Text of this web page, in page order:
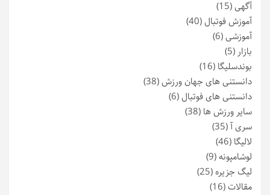
آگهی(15)
آموزش فوتبال(40)
آموزشی(6)
بازار (5)
بوندسلیگا (16)
دانستنی های جهان ورزش(38)
دانستنی های فوتبال(6)
سایر ورزش ها (38)
سری آ(35)
لالیگا (46)
لوشامپونه(9)
لیگ جزیره(25)
مقالات(16)